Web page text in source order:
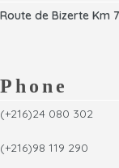
Route de Bizerte Km
Phone
(+216)24 080 302
(+216)98 119 290